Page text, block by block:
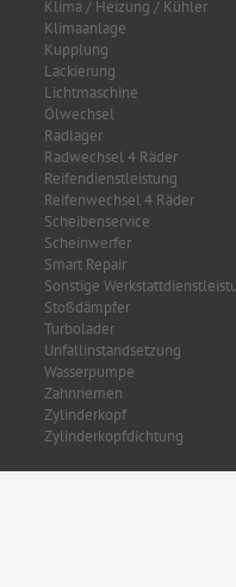
Klima / Heizung / Kühler
Klimaanlage
Kupplung
Lackierung
Lichtmaschine
Ölwechsel
Radlager
Radwechsel 4 Räder
Reifendienstleistung
Reifenwechsel 4 Räder
Scheibenservice
Scheinwerfer
Smart Repair
Sonstige
Stoßdämpfer
Turbolader
Unfallinstandsetzung
Wasserpumpe
Zahnriemen
Zylinderkopf
Zylinderkopfdichtung